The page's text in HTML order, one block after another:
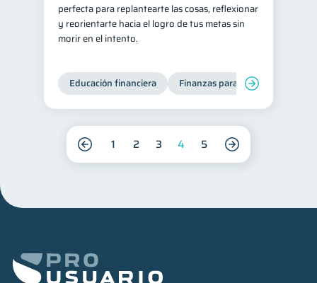
perfecta para replantearte las cosas, reflexionar
y reorientarte hacia el logro de tus metas sin
morir en el intento.
Educación financiera Finanzas para jóvenes
1 2 3 4 5